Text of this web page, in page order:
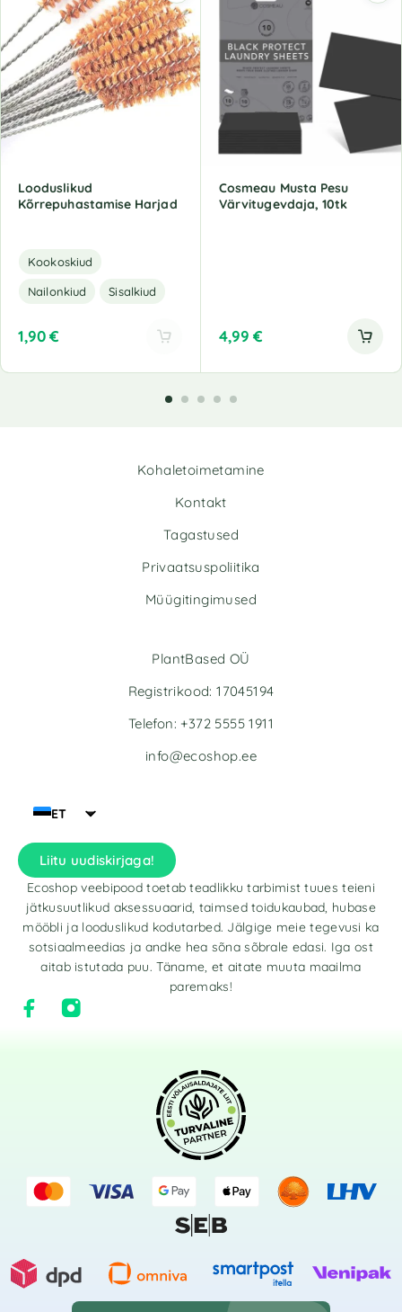
Looduslikud
Kõrrepuhastamise Harjad
Kookoskiud
Nailonkiud Sisalkiud
1,90€
Cosmeau Musta Pesu
Värvitugevdaja, 10tk
4,99€
Kohaletoimetamine
Kontakt
Tagastused
Privaatsuspoliitika
Müügitingimused
ET
Liitu uudiskirjaga!
Ecoshop veebipood toetab teadlikku tarbimist tuues teieni
jätkusuutlikud aksessuaarid, taimsed toidukaubad, hubase
mööbli ja looduslikud kodutarbed. Jälgige meie tegevusi ka
sotsiaalmeedias ja andke hea sõna sõbrale edasi. Iga ost
aitab istutada puu. Täname, et aitate muuta maailma
paremaks!
PlantBased OÜ
Registrikood: 17045194
Telefon: +372 5555 1911
info@ecoshop.ee